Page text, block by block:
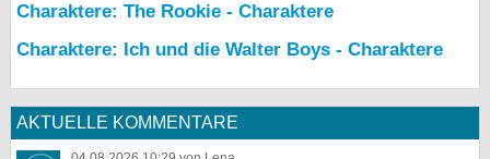
Charaktere: The Rookie - Charaktere
Charaktere: Ich und die Walter Boys - Charaktere
AKTUELLE KOMMENTARE